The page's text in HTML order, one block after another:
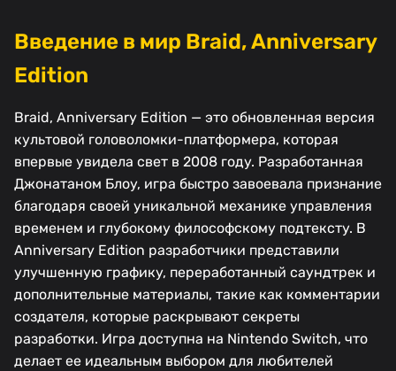
Введение в мир Braid, Anniversary
Edition
Braid, Anniversary Edition — это обновленная версия
культовой головоломки-платформера, которая
впервые увидела свет в 2008 году. Разработанная
Джонатаном Блоу, игра быстро завоевала признание
благодаря своей уникальной механике управления
временем и глубокому философскому подтексту. В
Anniversary Edition разработчики представили
улучшенную графику, переработанный саундтрек и
дополнительные материалы, такие как комментарии
создателя, которые раскрывают секреты
разработки. Игра доступна на Nintendo Switch, что
делает ее идеальным выбором для любителей